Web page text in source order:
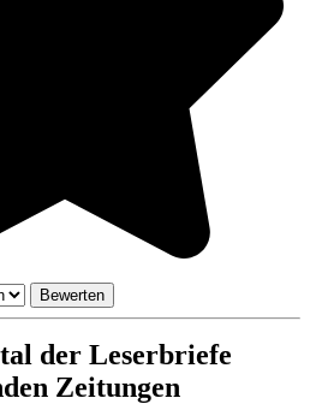
der Leserbriefe
Zeitungen